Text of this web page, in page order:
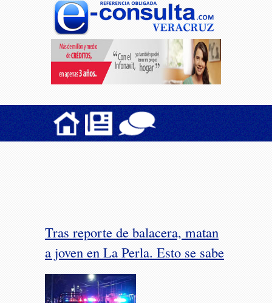
Tras reporte de balacera, matan
a joven en La Perla. Esto se sabe